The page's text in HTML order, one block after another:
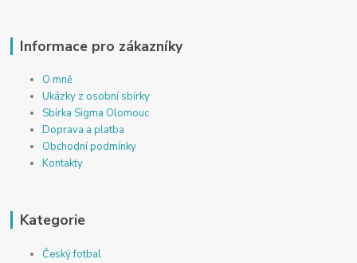
Informace pro zákazníky
O mně
Ukázky z osobní sbírky
Sbírka Sigma Olomouc
Doprava a platba
Obchodní podmínky
Kontakty
Kategorie
Český fotbal